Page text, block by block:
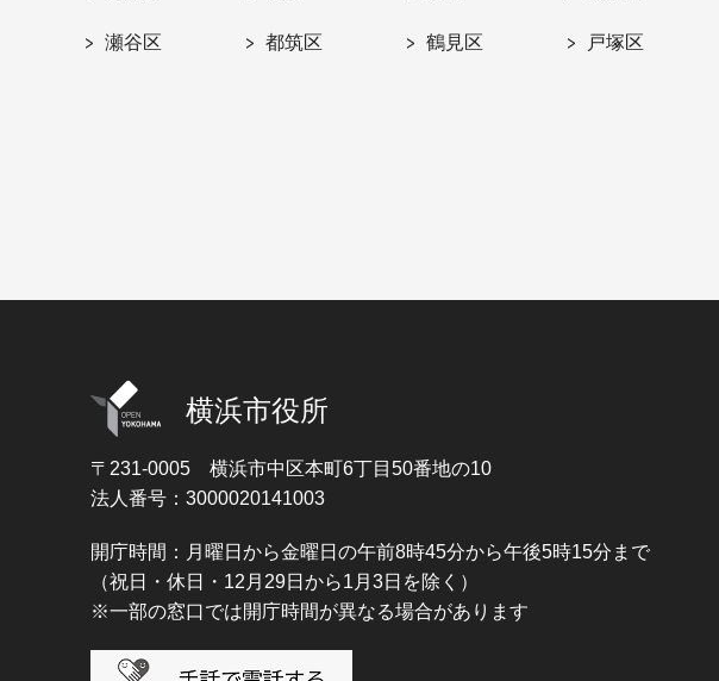
瀬谷区 都筑区 鶴見区 戸塚区
横浜市役所
〒231-0005 横浜市中区本町6丁目50番地の10
法人番号：3000020141003
開庁時間：月曜日から金曜日の午前8時45分から午後5時15分まで
（祝日・休日・12月29日から1月3日を除く）
※一部の窓口では開庁時間が異なる場合があります